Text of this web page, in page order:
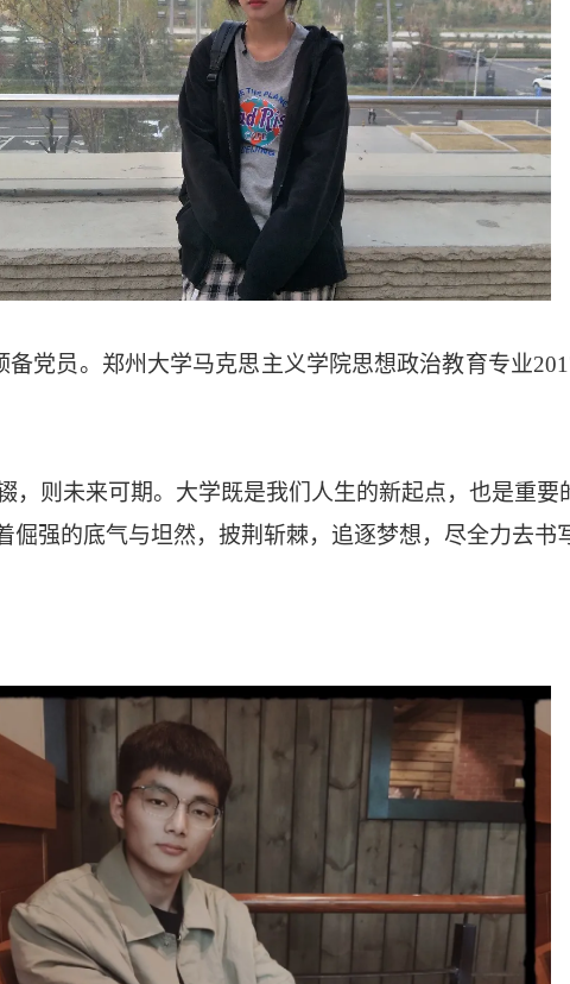
备党员。郑州大学马克思主义学院思想政治教育专业
，则未来可期。大学既是我们人生的新起点，也是重
强的底气与坦然，披荆斩棘，追逐梦想，尽全力去书